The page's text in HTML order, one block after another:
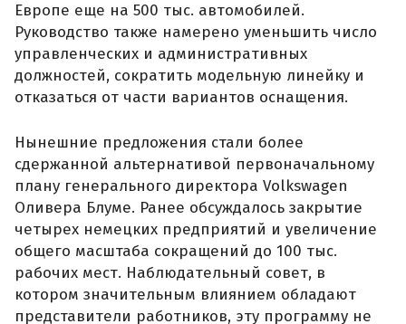
Европе еще на 500 тыс. автомобилей.
Руководство также намерено уменьшить число
управленческих и административных
должностей, сократить модельную линейку и
отказаться от части вариантов оснащения.
Нынешние предложения стали более
сдержанной альтернативой первоначальному
плану генерального директора Volkswagen
Оливера Блуме. Ранее обсуждалось закрытие
четырех немецких предприятий и увеличение
общего масштаба сокращений до 100 тыс.
рабочих мест. Наблюдательный совет, в
котором значительным влиянием обладают
представители работников, эту программу не